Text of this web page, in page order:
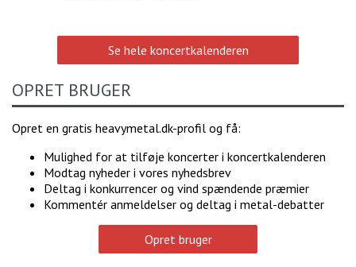
Se hele koncertkalenderen
OPRET BRUGER
Opret en gratis heavymetal.dk-profil og få:
Mulighed for at tilføje koncerter i koncertkalenderen
Modtag nyheder i vores nyhedsbrev
Deltag i konkurrencer og vind spændende præmier
Kommentér anmeldelser og deltag i metal-debatter
Opret bruger